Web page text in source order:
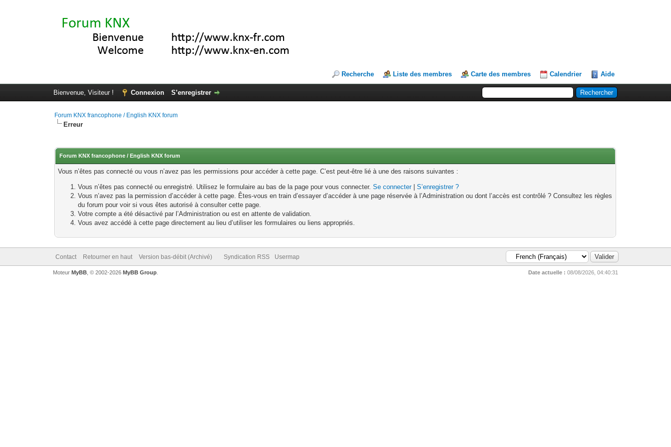
Recherche Liste des membres Carte des membres Calendrier Aide
Bienvenue, Visiteur ! Connexion S’enregistrer
Forum KNX francophone / English KNX forum
Erreur
Forum KNX francophone / English KNX forum
Vous n’êtes pas connecté ou vous n’avez pas les permissions pour accéder à cette page. C’est peut-être lié à une des raisons suivantes :
Vous n’êtes pas connecté ou enregistré. Utilisez le formulaire au bas de la page pour vous connecter.Se connecter|S’enregistrer ?
Vous n’avez pas la permission d’accéder à cette page. Êtes-vous en train d’essayer d’accéder à une page réservée à l’Administration ou dont l’accès est contrôlé ? Consultez les règles
du forum pour voir si vous êtes autorisé à consulter cette page.
Votre compte a été désactivé par l’Administration ou est en attente de validation.
Vous avez accédé à cette page directement au lieu d’utiliser les formulaires ou liens appropriés.
Contact Retourner en haut Version bas-débit (Archivé) Syndication RSS Usermap
Date actuelle : 08/08/2026, 04:40:31
Moteur MyBB, © 2002-2026 MyBB Group.